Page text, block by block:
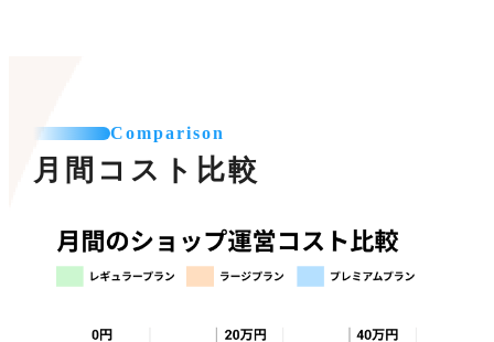
Comparison
月間コスト比較